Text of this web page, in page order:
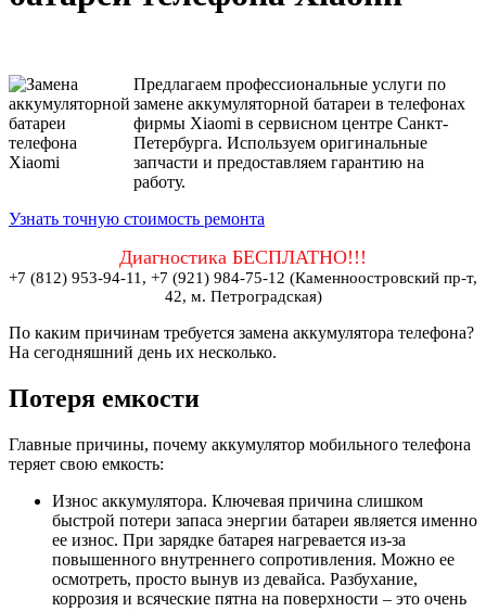
Предлагаем профессиональные услуги по
замене аккумуляторной батареи в телефонах
фирмы Xiaomi в сервисном центре Санкт-
Петербурга. Используем оригинальные
запчасти и предоставляем гарантию на
работу.
Узнать точную стоимость ремонта
Диагностика БЕСПЛАТНО!!!
+7 (812) 953-94-11, +7 (921) 984-75-12 (Каменноостровский пр-т,
42, м. Петроградская)
По каким причинам требуется замена аккумулятора телефона?
На сегодняшний день их несколько.
Потеря емкости
Главные причины, почему аккумулятор мобильного телефона
теряет свою емкость:
Износ аккумулятора. Ключевая причина слишком
быстрой потери запаса энергии батареи является именно
ее износ. При зарядке батарея нагревается из-за
повышенного внутреннего сопротивления. Можно ее
осмотреть, просто вынув из девайса. Разбухание,
коррозия и всяческие пятна на поверхности – это очень